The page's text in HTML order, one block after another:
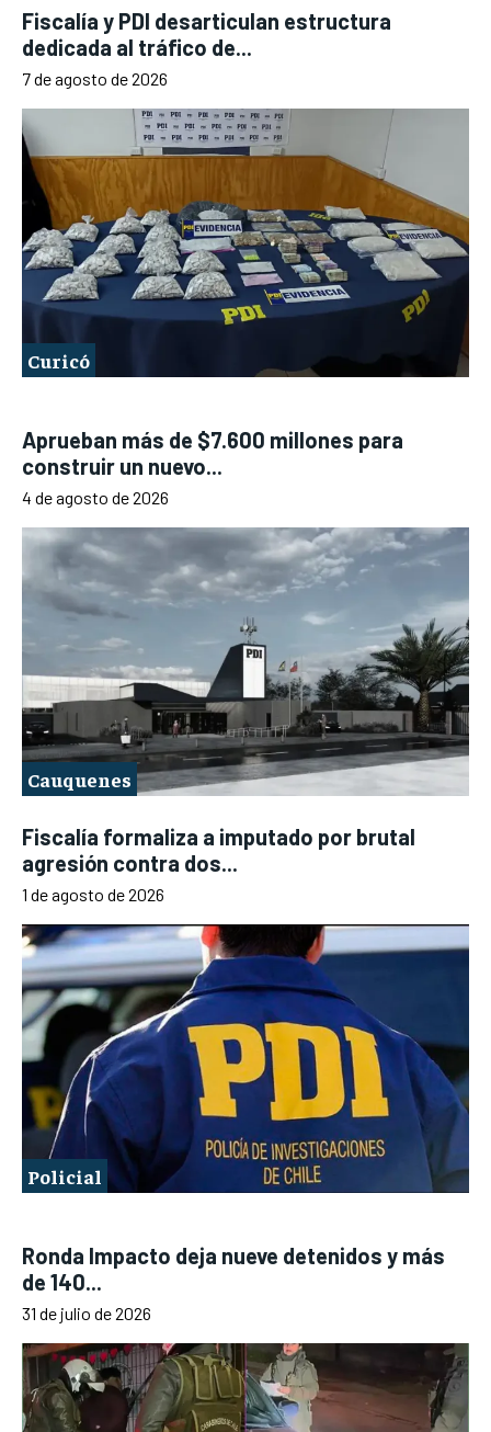
Fiscalía y PDI desarticulan estructura
dedicada al tráfico de...
7 de agosto de 2026
Curicó
Aprueban más de $7.600 millones para
construir un nuevo...
4 de agosto de 2026
Cauquenes
Fiscalía formaliza a imputado por brutal
agresión contra dos...
1 de agosto de 2026
Policial
Ronda Impacto deja nueve detenidos y más
de 140...
31 de julio de 2026